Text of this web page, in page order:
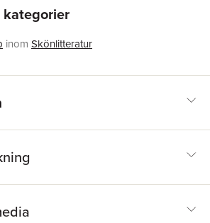
as well as emphasizing the
of philosophy and critical theory
life today.
inom Skönlitteratur